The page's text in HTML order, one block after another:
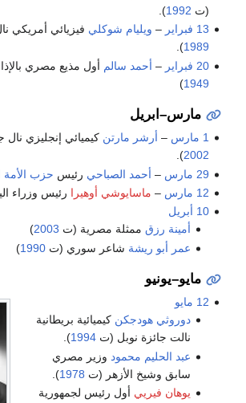
(ت 1992
).
13 فبراير
– ويليام شوكلي فيزيائي أمريكي
1989
).
20 فبراير
– أحمد سالم أول مذيع مصري
1949
)
مارس–ابريل
1 مارس – أرشر مارتن كيميائي إنجليزي
2002
).
29 مارس
– أحمد الصباحي رئيس حزب
12 مارس
– ماسايوشي أوهيرا رئيس وزراء
10 أبريل
أمينة رزقممثلة مصرية (ت 2003
)
عمر أبو ريشة شاعر سوري (ت 1990
)
مايو–يونيو
12 مايو
دوروثي هودجكن كيميائية بريطانية
نالت جائزة نوبل (ت 1994
).
عبد الحليم محمود وزير مصري
سابق وشيخ الأزهر (ت 1978
).
يوهان فيريي أول رئيس لجمهورية